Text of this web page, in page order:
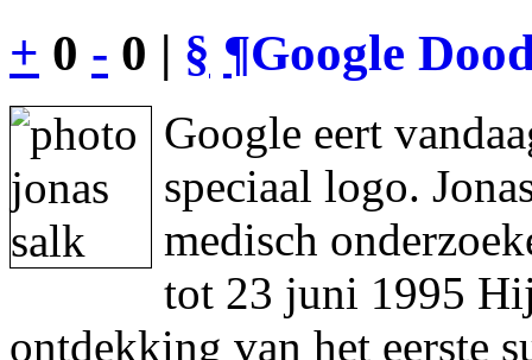
+ 0 - 0 | § ¶Google
Google eert
speciaal logo.
medisch
tot 23 juni 1995
ontdekking van het eerste